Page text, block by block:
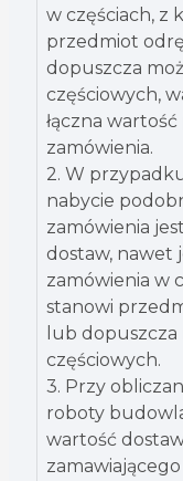
w częściach, z
przedmiot
dopuszcza
częściowych,
łączna
zamówienia.
2. W
nabycie
zamówienia
dostaw, nawet
zamówienia w
stanowi
lub dopuszcza
częściowych.
3. Przy
roboty
wartość